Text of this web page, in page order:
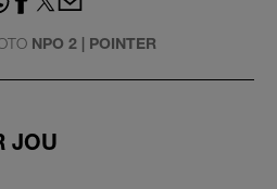
NPO 2 | POINTER
JOU